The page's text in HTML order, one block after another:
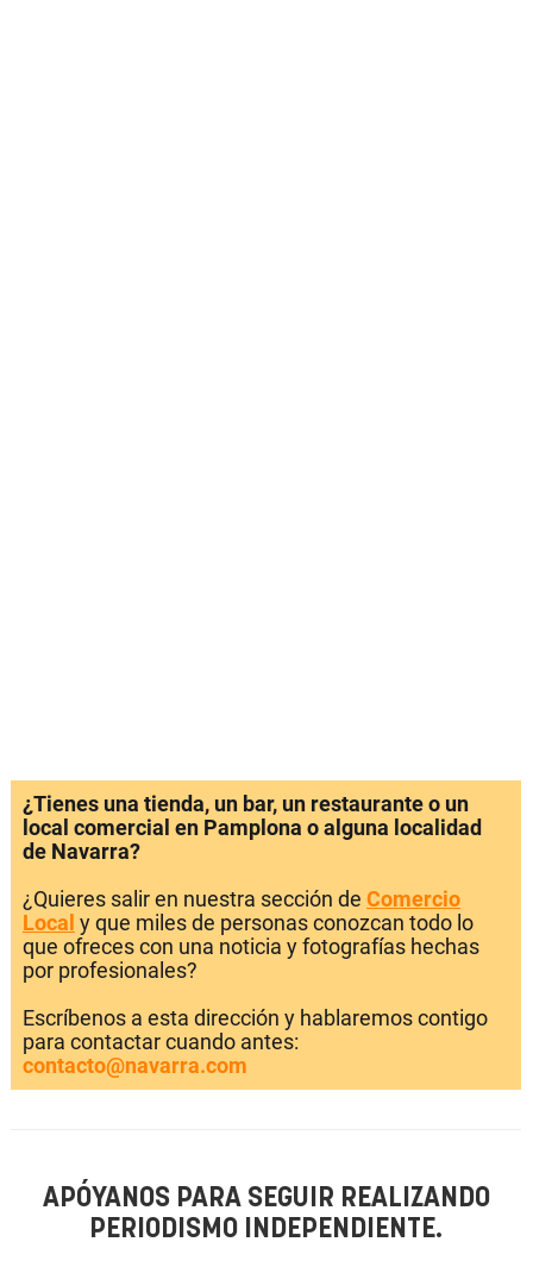
¿Tienes una tienda, un bar, un restaurante o un
local comercial en Pamplona o alguna localidad
de Navarra?
¿Quieres salir en nuestra sección de Comercio
Local y que miles de personas conozcan todo lo
que ofreces con una noticia y fotografías hechas
por profesionales?
Escríbenos a esta dirección y hablaremos contigo
para contactar cuando antes:
contacto@navarra.com
APÓYANOS PARA SEGUIR REALIZANDO
PERIODISMO INDEPENDIENTE.